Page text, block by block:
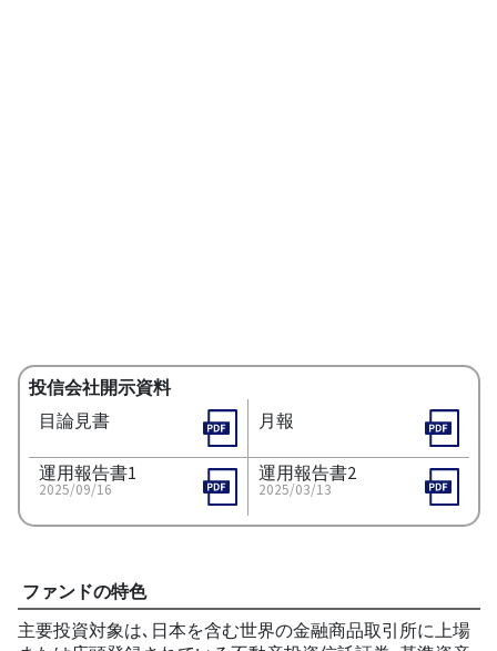
投信会社開示資料
目論見書
月報
運用報告書1
2025/09/16
運用報告書2
2025/03/13
ファンドの特色
主要投資対象は､日本を含む世界の金融商品取引所に上場